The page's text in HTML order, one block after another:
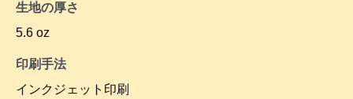
生地の厚さ
5.6 oz
印刷手法
インクジェット印刷